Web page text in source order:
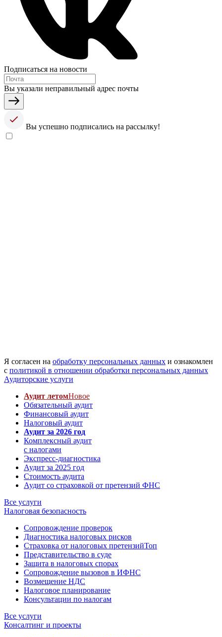
Подписаться на новости
Вы указали неправильный адрес почты
Вы успешно подписались на рассылку!
Я согласен на обработку персональных данных и ознакомлен
с политикой в отношении обработки персональных данных
Аудиторские услуги
Аудит летомНовое
Обязательный аудит
Финансовый аудит
Налоговый аудит
Аудит за 2026 год
Комплексный аудит
с налогами
Экспресс-диагностика
Аудит за 2025 год
Стоимость аудита
Аудит со страховкой от претензий ФНС
Все услуги
Налоговая безопасность
Сопровождение проверок
Диагностика налоговых рисков
Страховка от налоговых претензийТоп
Представительство в суде
Защита в налоговых спорах
Сопровождение вызовов в ИФНС
Возмещение НДС
Налоговое планирование
Консультации по налогам
Все услуги
Консалтинг и проекты